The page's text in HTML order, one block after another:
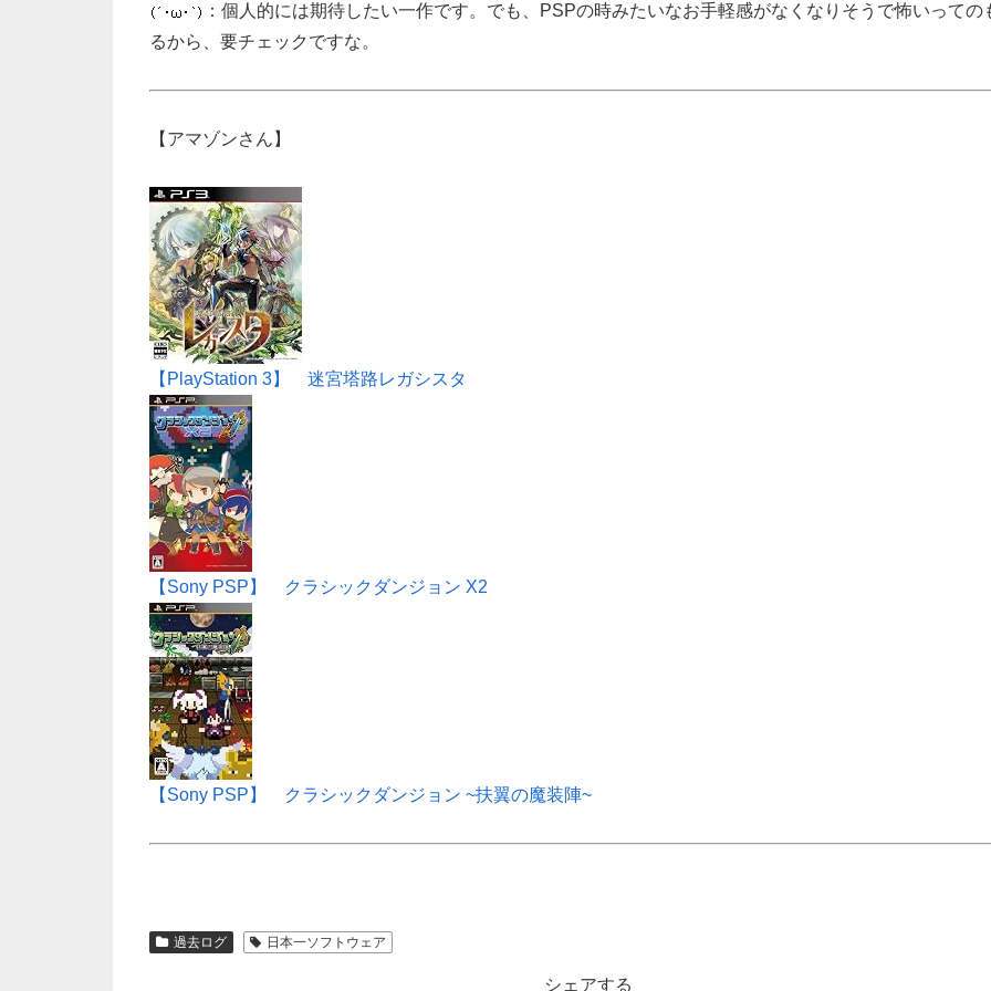
：個人的には期待したい一作です。でも、PSPの時みたいなお手軽感がなくなりそうで怖いっての
るから、要チェックですな。
【アマゾンさん】
【PlayStation 3】 迷宮塔路レガシスタ
【Sony PSP】 クラシックダンジョン X2
【Sony PSP】 クラシックダンジョン ~扶翼の魔装陣~
過去ログ 日本一ソフトウェア
シェアする